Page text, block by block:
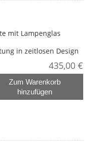
mit Lampenglas
in zeitlosen Design
435,00 €
Zum Warenkorb
hinzufügen